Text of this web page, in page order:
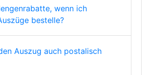
wenn ich
bestelle?
Auszug auch postalisch